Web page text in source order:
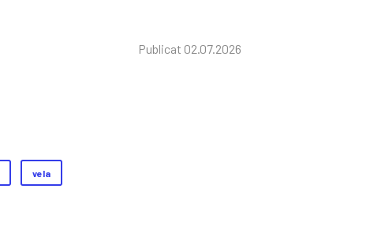
Publicat 02.07.2026
vela